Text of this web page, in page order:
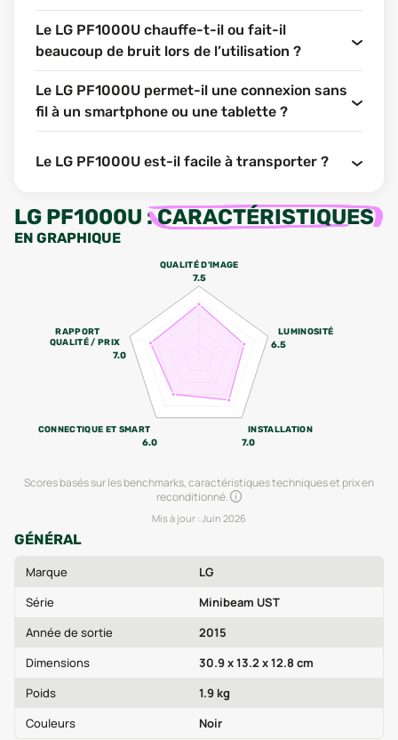
Le LG PF1000U chauffe-t-il ou fait-il
beaucoup de bruit lors de l’utilisation ?
Le LG PF1000U permet-il une connexion sans
fil à un smartphone ou une tablette ?
Le LG PF1000U est-il facile à transporter ?
LG PF1000U :CARACTÉRISTIQUES
EN GRAPHIQUE
QUALITÉ D'IMAGE
7.5
LUMINOSITÉ
6.5
INSTALLATION
7.0
CONNECTIQUE ET SMART
6.0
RAPPORT
QUALITÉ / PRIX
7.0
Scores basés sur les benchmarks, caractéristiques techniques et prix en
reconditionné.
Mis à jour : Juin 2026
GÉNÉRAL
Marque
LG
Série
Minibeam UST
Année de sortie
2015
Dimensions
30.9 x 13.2 x 12.8 cm
Poids
1.9 kg
Couleurs
Noir